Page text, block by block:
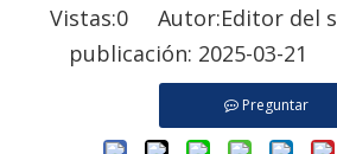
Vistas:0 Autor:Editor del
publicación: 2025-03-21
Preguntar